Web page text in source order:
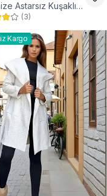
Astarsız Kuşaklı
Kaban
(3)
Kargo